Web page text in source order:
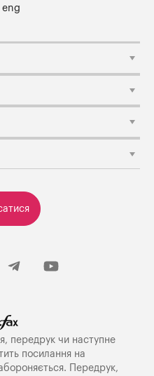
eng
передрук чи наступне
посилання на
Передрук,